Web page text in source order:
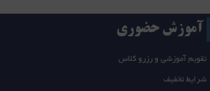
آموزش حضوری
تقویم آموزشی و رزرو کلاس
شرایط تخفیف